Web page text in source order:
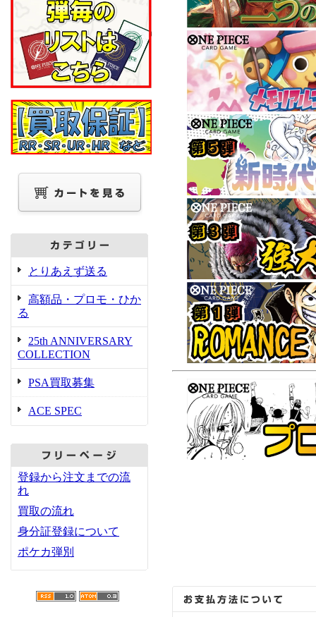
とりあえず送る
高額品・プロモ・ひか
る
25th ANNIVERSARY
COLLECTION
PSA買取募集
ACE SPEC
登録から注文までの流
れ
買取の流れ
身分証登録について
ポケカ弾別